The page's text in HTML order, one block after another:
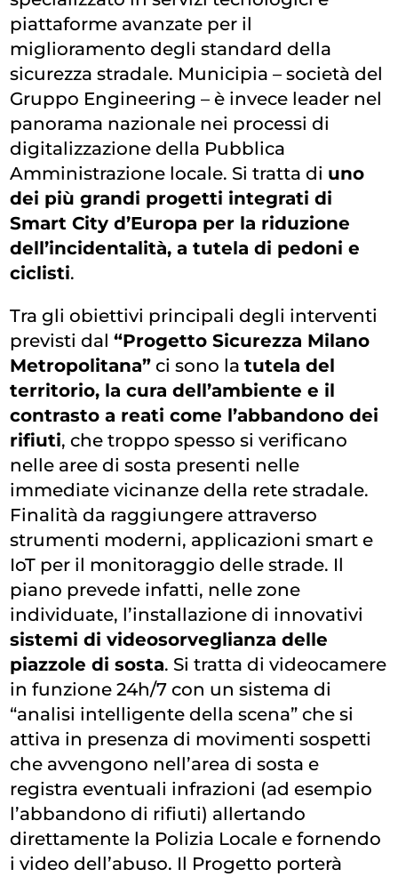
piattaforme avanzate per il
miglioramento degli standard della
sicurezza stradale. Municipia – società del
Gruppo Engineering – è invece leader nel
panorama nazionale nei processi di
digitalizzazione della Pubblica
Amministrazione locale. Si tratta di uno
dei più grandi progetti integrati di
Smart City d’Europa per la riduzione
dell’incidentalità, a tutela di pedoni e
ciclisti.
Tra gli obiettivi principali degli interventi
previsti dal“Progetto Sicurezza Milano
Metropolitana” ci sono latutela del
territorio, la cura dell’ambiente e il
contrasto a reati come l’abbandono dei
rifiuti, che troppo spesso si verificano
nelle aree di sosta presenti nelle
immediate vicinanze della rete stradale.
Finalità da raggiungere attraverso
strumenti moderni, applicazioni smart e
IoT per il monitoraggio delle strade. Il
piano prevede infatti, nelle zone
individuate, l’installazione di innovativi
sistemi di videosorveglianza delle
piazzole di sosta. Si tratta di videocamere
in funzione 24h/7 con un sistema di
“analisi intelligente della scena” che si
attiva in presenza di movimenti sospetti
che avvengono nell’area di sosta e
registra eventuali infrazioni (ad esempio
l’abbandono di rifiuti) allertando
direttamente la Polizia Locale e fornendo
i video dell’abuso. Il Progetto porterà